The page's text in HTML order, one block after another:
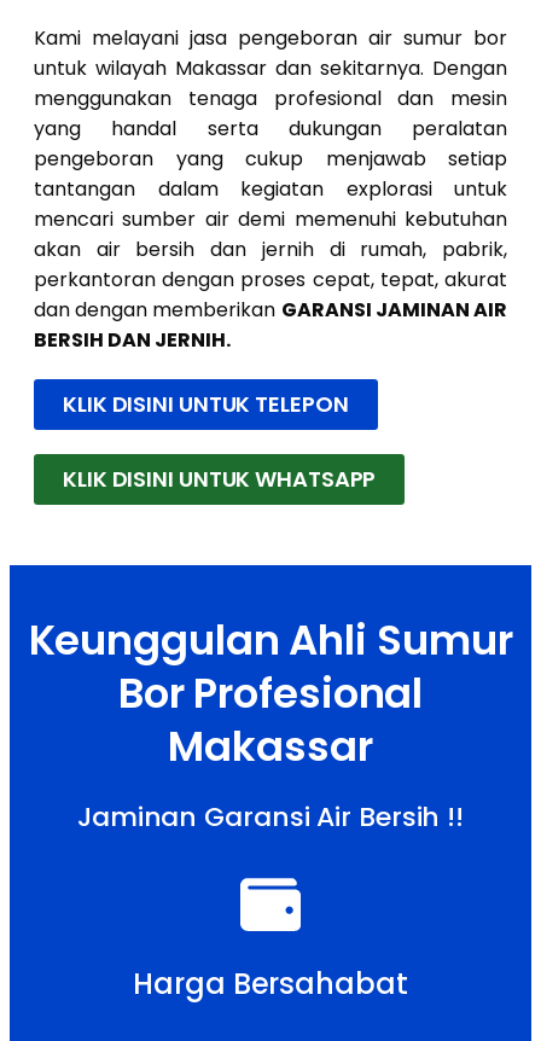
Kami melayani jasa pengeboran air sumur bor
untuk wilayah Makassar dan sekitarnya. Dengan
menggunakan tenaga profesional dan mesin
yang handal serta dukungan peralatan
pengeboran yang cukup menjawab setiap
tantangan dalam kegiatan explorasi untuk
mencari sumber air demi memenuhi kebutuhan
akan air bersih dan jernih di rumah, pabrik,
perkantoran dengan proses cepat, tepat, akurat
dan dengan memberikan GARANSI JAMINAN AIR
BERSIH DAN JERNIH.
KLIK DISINI UNTUK TELEPON
KLIK DISINI UNTUK WHATSAPP
Keunggulan Ahli Sumur
Bor Profesional
Makassar
Jaminan Garansi Air Bersih !!
Harga Bersahabat